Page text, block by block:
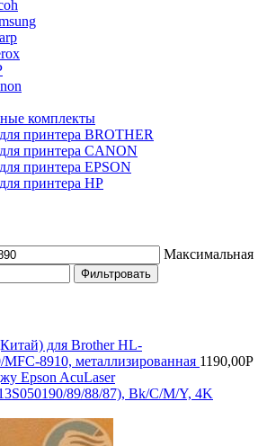
комплекты
принтера BROTHER
принтера CANON
принтера EPSON
принтера HP
Максимальная
Фильтровать
для Brother HL-
MFC-8910, металлизированная 1190,00Р
Epson AcuLaser
89/88/87), Bk/C/M/Y, 4K